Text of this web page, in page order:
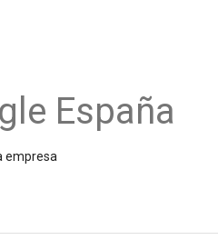
España
empresa